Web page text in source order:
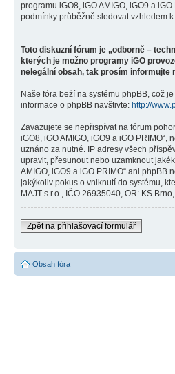
programu iGO8, iGO AMIGO, iGO9 a
podmínky průběžně sledovat vzhledem
Toto diskuzní fórum je „odborně –
kterých je možno programy iGO
nelegální obsah, tak prosím informujte
Naše fóra beží na systému phpBB, což
informace o phpBB navštivte: http://
Zavazujete se nepřispívat na fórum
iGO8, iGO AMIGO, iGO9 a iGO
uznáno za nutné. IP adresy všech
upravit, přesunout nebo uzamknout
AMIGO, iGO9 a iGO PRIMO“ ani
jakýkoliv pokus o vniknutí do systému,
MAJT s.r.o., IČO 26935040, OR: KS
Zpět na přihlašovací formulář
Obsah fóra